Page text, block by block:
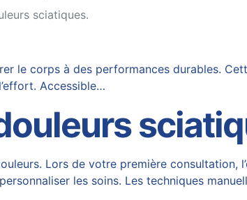
sciatiques.
le corps à des performances durables.
Accessible…
Lors de votre première consultation,
les soins. Les techniques